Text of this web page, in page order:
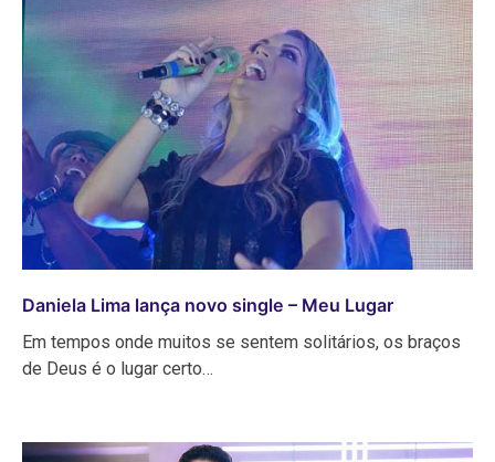
Daniela Lima lança novo single – Meu Lugar
Em tempos onde muitos se sentem solitários, os braços
de Deus é o lugar certo…